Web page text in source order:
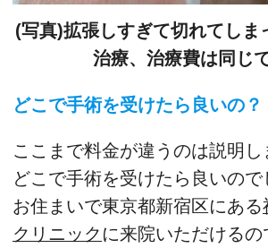
(写真)拡張しすぎて切れてしま
治療、治療費は同じで
どこで手術を受けたら良いの？
ここまで料金が違うのは説明
どこで手術を受けたら良いの
お住まいで東京都新宿区にある
クリニック に来院いただける